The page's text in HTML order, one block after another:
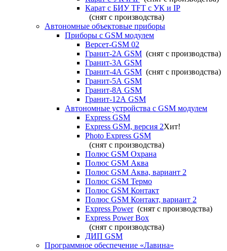
Карат с БИУ TFT с УК и IP
(снят с производства)
Автономные объектовые приборы
Приборы с GSM модулем
Версет-GSM 02
Гранит-2А GSM (снят с производства)
Гранит-3А GSM
Гранит-4А GSM (снят с производства)
Гранит-5А GSM
Гранит-8А GSM
Гранит-12А GSM
Автономные устройства с GSM модулем
Express GSM
Express GSM, версия 2Хит!
Photo Express GSM
(снят с производства)
Полюс GSM Охрана
Полюс GSM Аква
Полюс GSM Аква, вариант 2
Полюс GSM Термо
Полюс GSM Контакт
Полюс GSM Контакт, вариант 2
Express Power(снят с производства)
Express Power Box
(снят с производства)
ДИП GSM
Программное обеспечение «Лавина»